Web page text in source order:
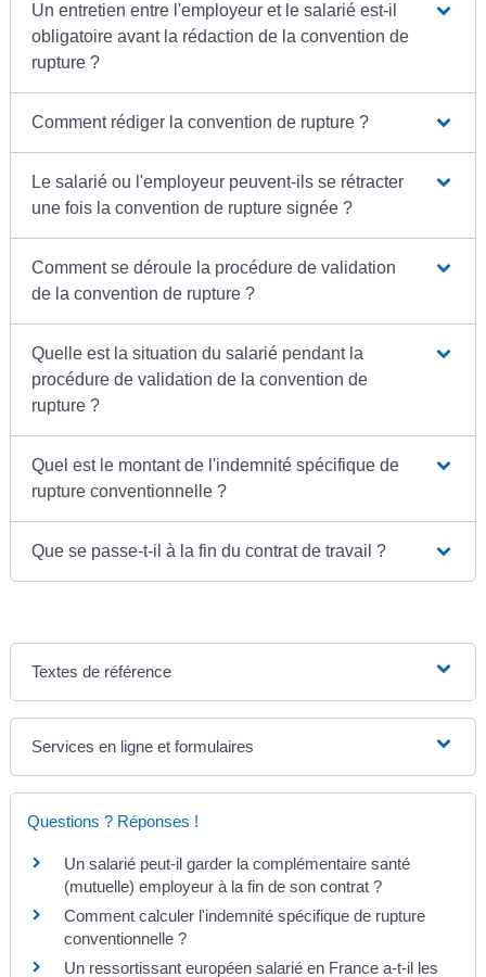
Un entretien entre l'employeur et le salarié est-il
obligatoire avant la rédaction de la convention de
rupture ?
Comment rédiger la convention de rupture ?
Le salarié ou l'employeur peuvent-ils se rétracter
une fois la convention de rupture signée ?
Comment se déroule la procédure de validation
de la convention de rupture ?
Quelle est la situation du salarié pendant la
procédure de validation de la convention de
rupture ?
Quel est le montant de l'indemnité spécifique de
rupture conventionnelle ?
Que se passe-t-il à la fin du contrat de travail ?
Textes de référence
Services en ligne et formulaires
Questions ? Réponses !
Un salarié peut-il garder la complémentaire santé
(mutuelle) employeur à la fin de son contrat ?
Comment calculer l'indemnité spécifique de rupture
conventionnelle ?
Un ressortissant européen salarié en France a-t-il les